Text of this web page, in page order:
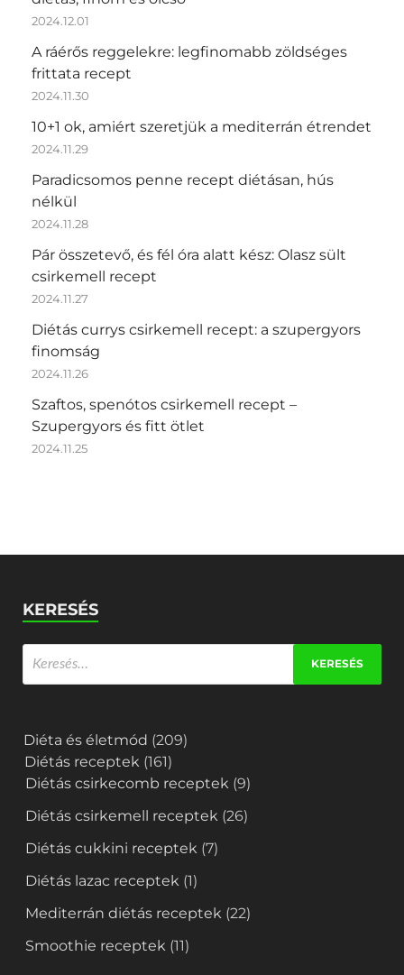
2024.12.01
A ráérős reggelekre: legfinomabb zöldséges
frittata recept
2024.11.30
10+1 ok, amiért szeretjük a mediterrán étrendet
2024.11.29
Paradicsomos penne recept diétásan, hús
nélkül
2024.11.28
Pár összetevő, és fél óra alatt kész: Olasz sült
csirkemell recept
2024.11.27
Diétás currys csirkemell recept: a szupergyors
finomság
2024.11.26
Szaftos, spenótos csirkemell recept –
Szupergyors és fitt ötlet
2024.11.25
KERESÉS
Diéta és életmód (209)
Diétás receptek (161)
Diétás csirkecomb receptek (9)
Diétás csirkemell receptek (26)
Diétás cukkini receptek (7)
Diétás lazac receptek (1)
Mediterrán diétás receptek (22)
Smoothie receptek (11)